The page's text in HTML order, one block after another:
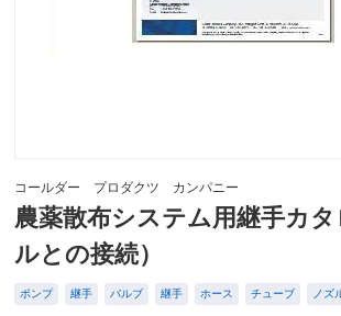
コールダー プロダクツ カンパニー
農薬散布システム用継手カタ
ルとの接続）
ポンプ 継手 バルブ 継手 ホース チューブ ノズ